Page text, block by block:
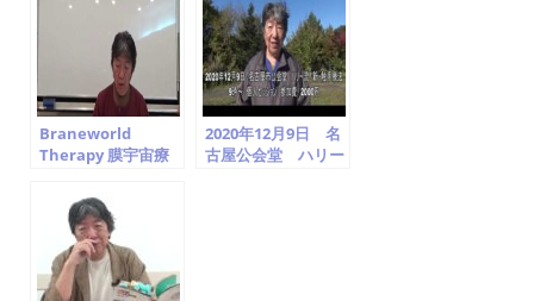
Braneworld
Therapy 膜宇宙療
「宇宙意識から 伝わ
ってきたこと」を読
み解く
2020年12月9日 名
古屋公会堂 ハリー